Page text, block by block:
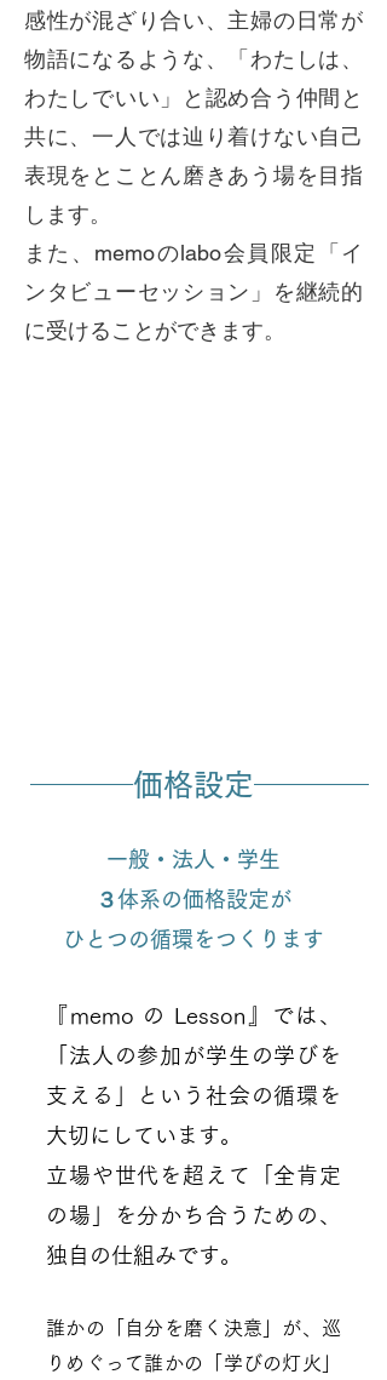
感性が混ざり合い、主婦の日常が
物語になるような、「わたしは、
わたしでいい」と認め合う仲間と
共に、一人では辿り着けない自己
表現をとことん磨きあう場を目指
します。
また、memoのlabo会員限定「イ
ンタビューセッション」を継続的
に受けることができます。
​価格設定
一般・法人・学生
３体系の価格設定が
ひとつの循環をつくります
『memo の Lesson』では、
「法人の参加が学生の学びを
支える」という社会の循環を
大切にしています。
立場や世代を超えて「全肯定
の場」を分かち合うための、
独自の仕組みです。
誰かの「自分を磨く決意」が、巡
りめぐって誰かの「学びの灯火」